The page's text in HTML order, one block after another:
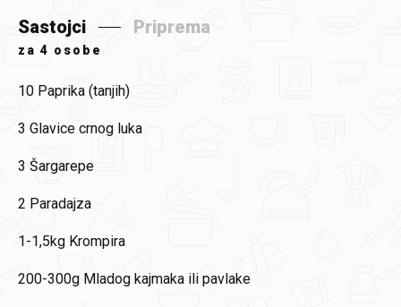
Sastojci Priprema
za 4 osobe
10 Paprika (tanjih)
3 Glavice crnog luka
3 Šargarepe
2 Paradajza
1-1,5kg Krompira
200-300g Mladog kajmaka ili pavlake